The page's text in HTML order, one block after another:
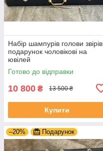
Набір шампурів голови звірів
подарунок чоловікові на
ювілей
Готово до відправки
10 800 ₴ 13 500 ₴
Купити
–20% Подарунок